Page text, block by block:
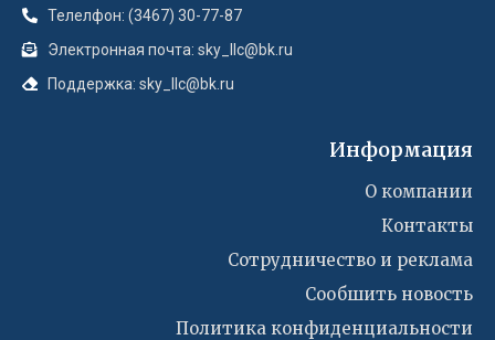
Телелфон: (3467) 30-77-87
Электронная почта: sky_llc@bk.ru
Поддержка: sky_llc@bk.ru
Информация
О компании
Контакты
Сотрудничество и реклама
Сообшить новость
Политика конфиденциальности